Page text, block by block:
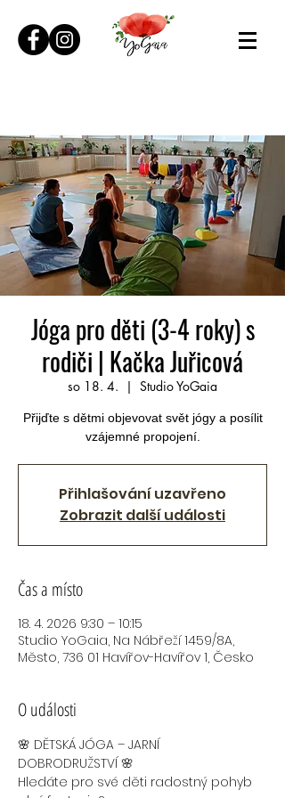
Jóga pro děti (3-4 roky) s
rodiči | Kačka Juřicová
so 18. 4.
  |
Studio YoGaia
Přijďte s dětmi objevovat svět jógy a posílit
vzájemné propojení.
Přihlašování uzavřeno
Zobrazit další události
Čas a místo
18. 4. 2026 9:30 – 10:15
Studio YoGaia, Na Nábřeží 1459/8A,
Město, 736 01 Havířov-Havířov 1, Česko
O události
🌸 DĚTSKÁ JÓGA – JARNÍ
DOBRODRUŽSTVÍ 🌸
Hledáte pro své děti radostný pohyb